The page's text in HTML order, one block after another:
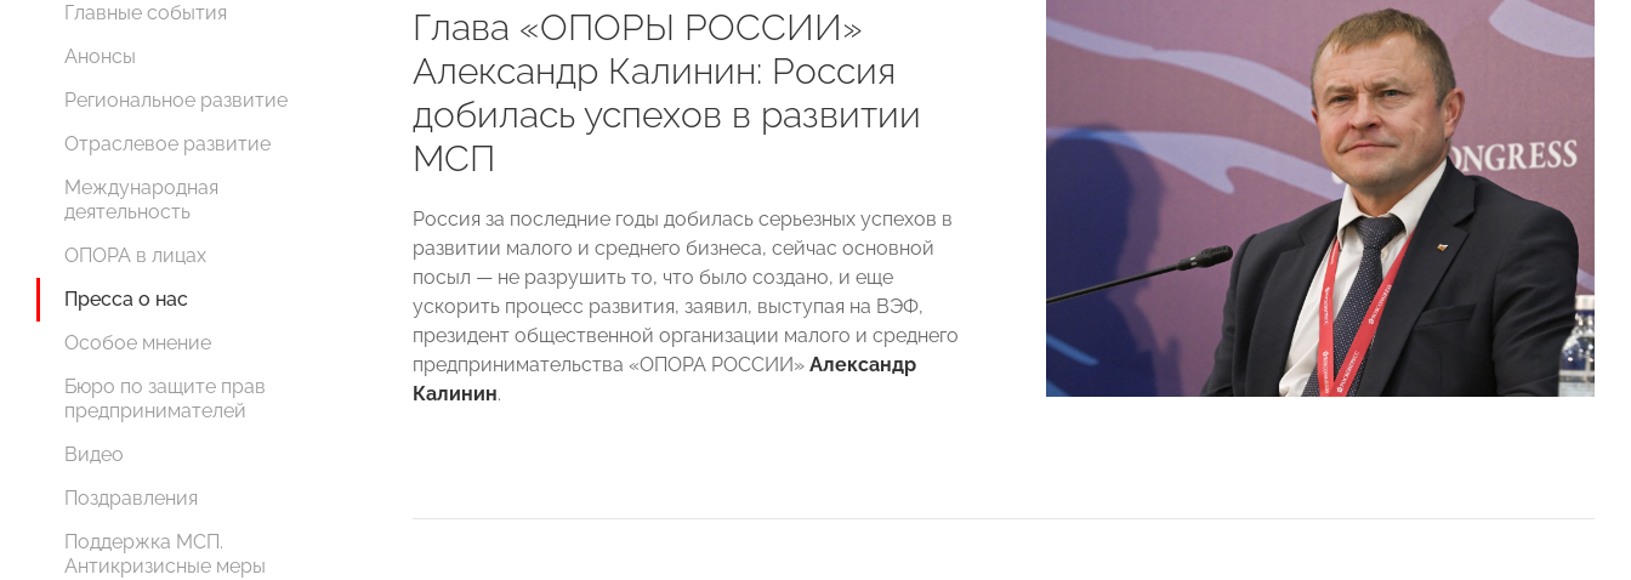
Главные события
Анонсы
Региональное развитие
Отраслевое развитие
Международная
деятельность
ОПОРА в лицах
Пресса о нас
Особое мнение
Бюро по защите прав
предпринимателей
Видео
Поздравления
Поддержка МСП.
Антикризисные меры
Глава «ОПОРЫ РОССИИ»
Александр Калинин: Россия
добилась успехов в развитии
МСП
Россия за последние годы добилась серьезных успехов в
развитии малого и среднего бизнеса, сейчас основной
посыл — не разрушить то, что было создано, и еще
ускорить процесс развития, заявил, выступая на ВЭФ,
президент общественной организации малого и среднего
предпринимательства «ОПОРА РОССИИ» Александр
Калинин.